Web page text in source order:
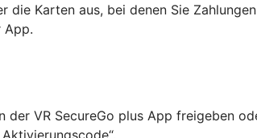
die Karten aus, bei denen Sie
App.
der VR SecureGo plus App freigeben